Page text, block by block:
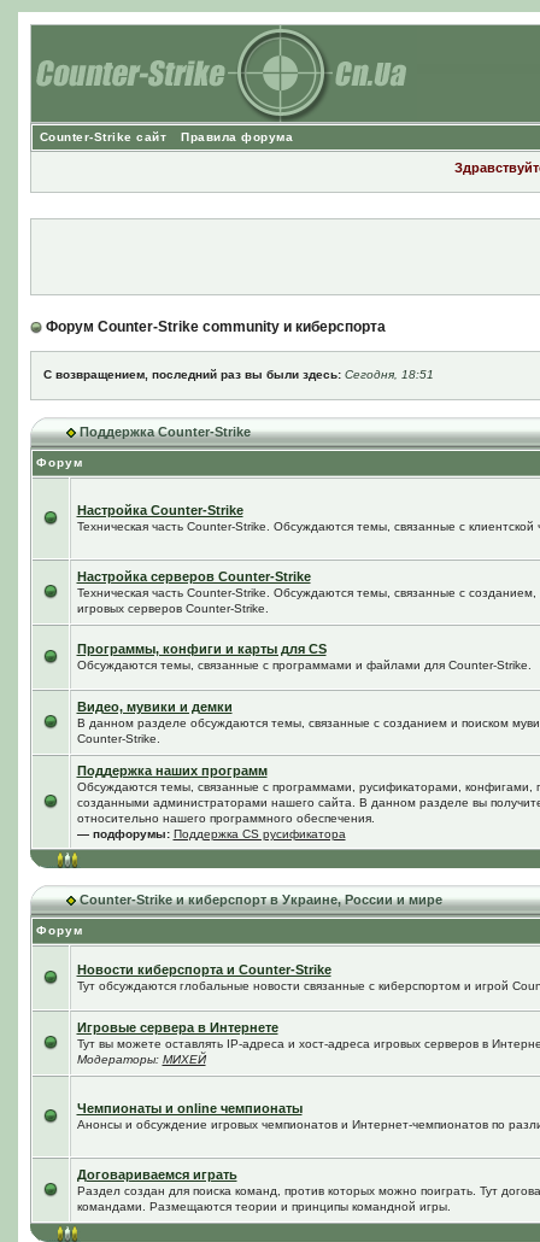
Counter-Strike сайт Правила форума
Форум Counter-Strike community и киберспорта
С возвращением, последний раз вы были здесь: Сегодня, 18:51
Поддержка Counter-Strike
Форум
Настройка Counter-Strike
Техническая часть Counter-Strike. Обсуждаются темы, связанные с клиентской
Настройка серверов Counter-Strike
Техническая часть Counter-Strike. Обсуждаются темы, связанные с
игровых серверов Counter-Strike.
Программы, конфиги и карты для CS
Обсуждаются темы, связанные с программами и файлами для Counter-Strike.
Видео, мувики и демки
В данном разделе обсуждаются темы, связанные с созданием и поиском
Counter-Strike.
Поддержка наших программ
Обсуждаются темы, связанные с программами, русификаторами, конфигами,
созданными администраторами нашего сайта. В данном разделе вы
относительно нашего программного обеспечения.
— подфорумы: Поддержка CS русификатора
Counter-Strike и киберспорт в Украине, России и мире
Форум
Новости киберспорта и Counter-Strike
Тут обсуждаются глобальные новости связанные с киберспортом и игрой
Игровые сервера в Интернете
Тут вы можете оставлять IP-адреса и хост-адреса игровых серверов в
Модераторы: МИХЕЙ
Чемпионаты и online чемпионаты
Анонсы и обсуждение игровых чемпионатов и Интернет-чемпионатов по
Договариваемся играть
Раздел создан для поиска команд, против которых можно поиграть. Тут
командами. Размещаются теории и принципы командной игры.